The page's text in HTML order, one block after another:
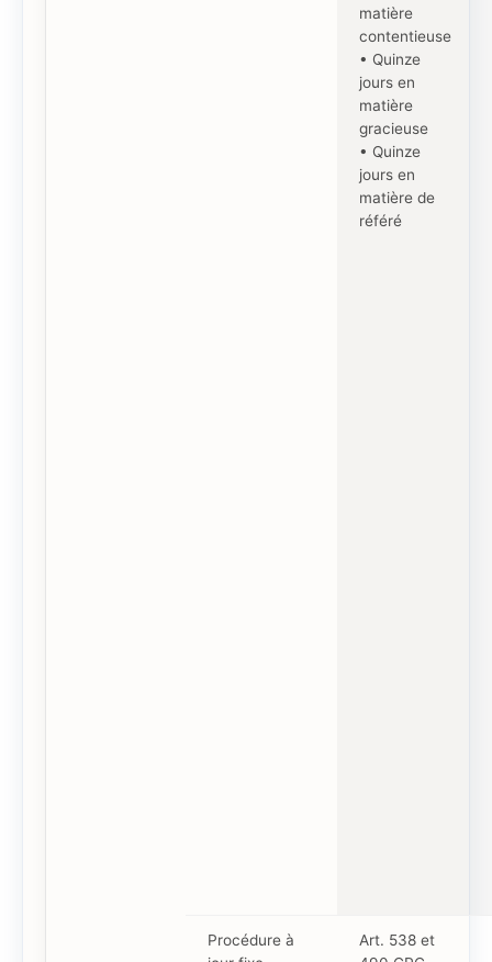
matière
contentieuse
• Quinze
jours en
matière
gracieuse
• Quinze
jours en
matière de
référé
Procédure à
Art. 538 et